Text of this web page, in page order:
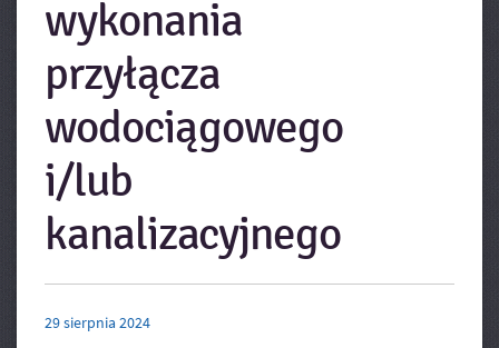
wykonania
przyłącza
wodociągowego
i/lub
kanalizacyjnego
29sierpnia 2024